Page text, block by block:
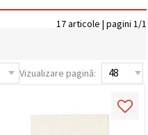
17 articole | pagini 1/1
Vizualizare pagină: